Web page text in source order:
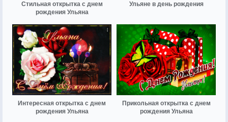
Стильная открытка с днем
рождения Ульяна
Ульяне в день рождения
Интересная открытка с днем
рождения Ульяна
Прикольная открытка с днем
рождения Ульяна